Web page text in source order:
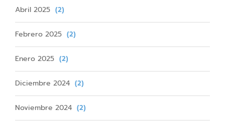
Abril 2025 (2)
Febrero 2025 (2)
Enero 2025 (2)
Diciembre 2024 (2)
Noviembre 2024 (2)